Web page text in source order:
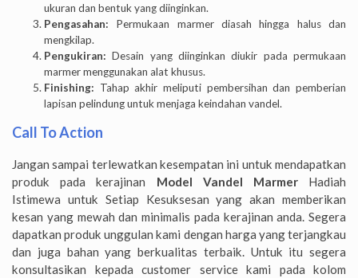
ukuran dan bentuk yang diinginkan.
Pengasahan: Permukaan marmer diasah hingga halus dan
mengkilap.
Pengukiran: Desain yang diinginkan diukir pada permukaan
marmer menggunakan alat khusus.
Finishing: Tahap akhir meliputi pembersihan dan pemberian
lapisan pelindung untuk menjaga keindahan vandel.
Call To Action
Jangan sampai terlewatkan kesempatan ini untuk mendapatkan
produk pada kerajinan Model Vandel MarmerHadiah
Istimewa untuk Setiap Kesuksesan yang akan memberikan
kesan yang mewah dan minimalis pada kerajinan anda. Segera
dapatkan produk unggulan kami dengan harga yang terjangkau
dan juga bahan yang berkualitas terbaik. Untuk itu segera
konsultasikan kepada customer service kami pada kolom